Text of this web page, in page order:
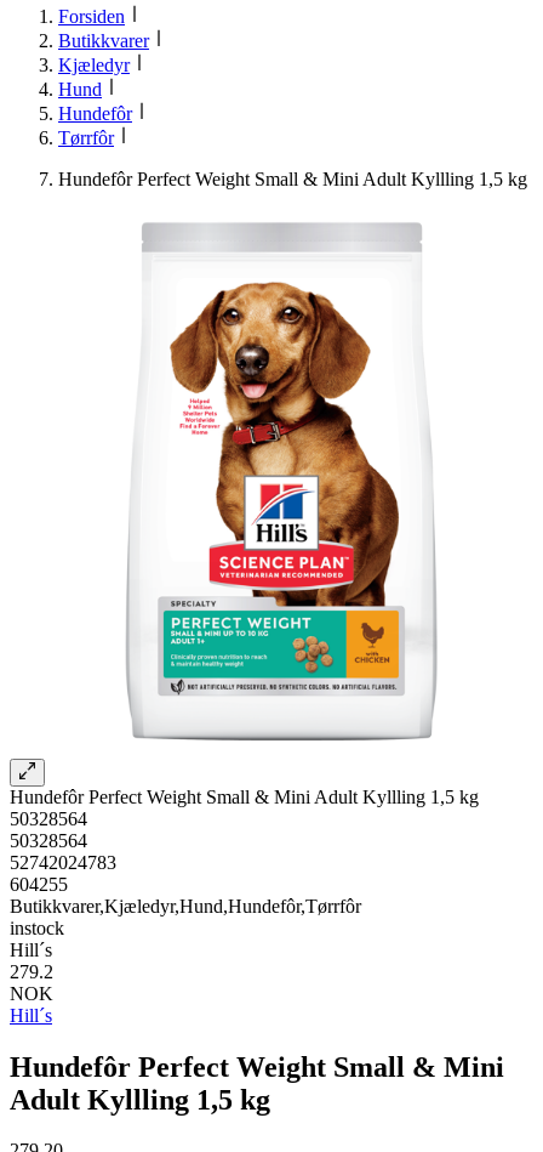
Forsiden
Butikkvarer
Kjæledyr
Hund
Hundefôr
Tørrfôr
Hundefôr Perfect Weight Small & Mini Adult Kyllling 1,5 kg
Hundefôr Perfect Weight Small & Mini Adult Kyllling 1,5 kg
50328564
50328564
52742024783
604255
Butikkvarer,Kjæledyr,Hund,Hundefôr,Tørrfôr
instock
Hill´s
279.2
NOK
Hill´s
Hundefôr Perfect Weight Small & Mini
Adult Kyllling 1,5 kg